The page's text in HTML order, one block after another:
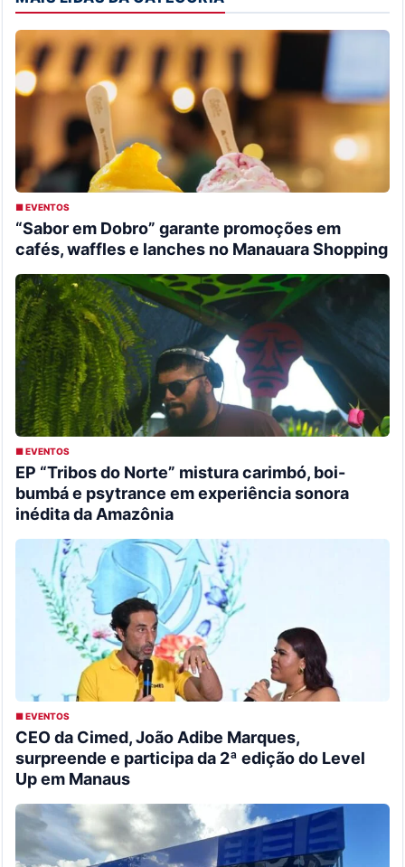
■ EVENTOS
“Sabor em Dobro” garante promoções em
cafés, waffles e lanches no Manauara Shopping
■ EVENTOS
EP “Tribos do Norte” mistura carimbó, boi-
bumbá e psytrance em experiência sonora
inédita da Amazônia
■ EVENTOS
CEO da Cimed, João Adibe Marques,
surpreende e participa da 2ª edição do Level
Up em Manaus